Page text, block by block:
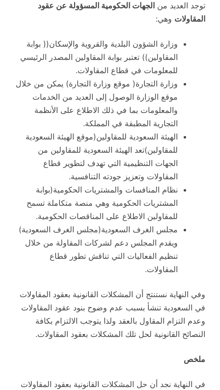
توجد العديد من الجهات الحكومية المسؤولة عن عقود
المقاولات وهي:
وزارة الشؤون البلدية والقروية والإسكان(( بوابة
المقاولين)) تعتبر بوابة المقاولين المصدر الرئيسي
للمعلومات في قطاع المقاولات.
وزارة التجارة( موقع وزارة التجارة) يمكن من خلال
موقع الوزارة الوصول إلى العديد من الخدمات
والمعلومات بما في ذلك الاطلاع على الأنظمة
التجارية المطبقة في المملكة.
الهيئة السعودية للمقاولين(موقع الهيئة السعودية
للمقاولين)تعد الهيئة السعودية للمقاولين من
الجهات التنظيمية التي تهدف لتطوير قطاع
المقاولات وتعزيز جودته التنافسية.
نظام المنافسات والمشتريات الحكومية(بوابة
المشتريات الحكومية وهي منصة متكاملة تسمح
للمقاولين الاطلاع على المناقصات الحكومية.
مجلس الغرف السعودية(مجلس الغرف السعودية)
ويقدم المجلس دعم لشركات المقاولة من خلال
تنظيم الفعاليات التي تناقش تطور قطاع
المقاولات.
وفي النهاية نستنتج أن المشكلات القانونية بعقود المقاولات
في السعودية تنشأ بسبب عدم وضوح بنود عقود المقاولات
وعدم التزام المقاول بالعقد ولذا يتوجب الالتزام بكافة
النصائح القانونية لحل تلك المشكلات بعقود المقاولات.
ملخص
في النهاية نجد أن حل المشكلات القانونية بعقود المقاولات